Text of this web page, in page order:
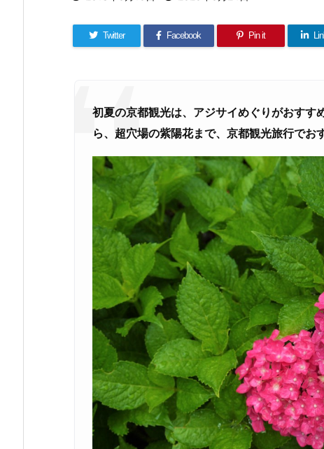
Twitter Facebook Pin it
初夏の京都観光は、アジサイめぐりがおすす
ら、超穴場の紫陽花まで、京都観光旅行でお